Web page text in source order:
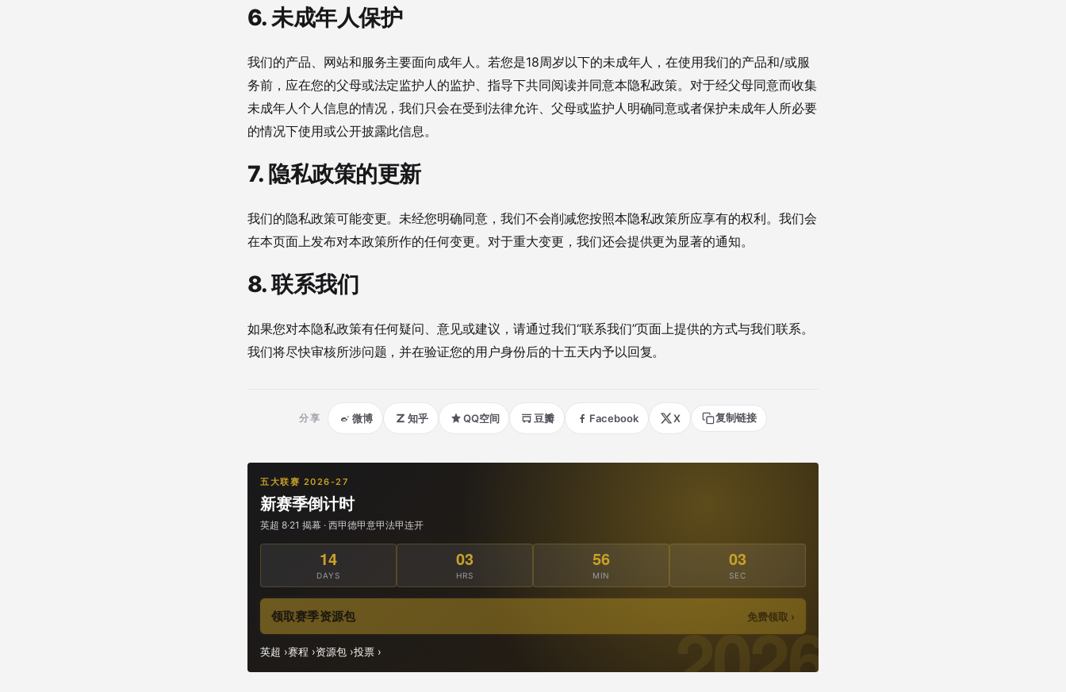
6. 未成年人保护
我们的产品、网站和服务主要面向成年人。若您是18周岁以下的未成年人，在使用我们的产品和/或服
务前，应在您的父母或法定监护人的监护、指导下共同阅读并同意本隐私政策。对于经父母同意而收集
未成年人个人信息的情况，我们只会在受到法律允许、父母或监护人明确同意或者保护未成年人所必要
的情况下使用或公开披露此信息。
7. 隐私政策的更新
我们的隐私政策可能变更。未经您明确同意，我们不会削减您按照本隐私政策所应享有的权利。我们会
在本页面上发布对本政策所作的任何变更。对于重大变更，我们还会提供更为显著的通知。
8. 联系我们
如果您对本隐私政策有任何疑问、意见或建议，请通过我们“联系我们”页面上提供的方式与我们联系。
我们将尽快审核所涉问题，并在验证您的用户身份后的十五天内予以回复。
分享 微博 知乎 QQ空间 豆瓣 Facebook X 复制链接
五大联赛 2026-27
新赛季倒计时
英超 8·21 揭幕 · 西甲德甲意甲法甲连开
14
DAYS
03
HRS
56
MIN
02
SEC
领取赛季资源包 免费领取 ›
英超 ›赛程 ›资源包 ›投票 ›